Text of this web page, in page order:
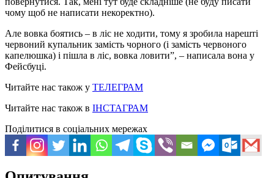
чому щоб не написати некоректно).
Але вовка боятись – в ліс не ходити, тому я зробила нарешті
червоний купальник замість чорного (і замість червоного
капелюшка) і пішла в ліс, вовка ловити”, – написала вона у
Фейсбуці.
Читайте нас також у ТЕЛЕГРАМ
Читайте нас також в ІНСТАГРАМ
Поділитися в соціальних мережах